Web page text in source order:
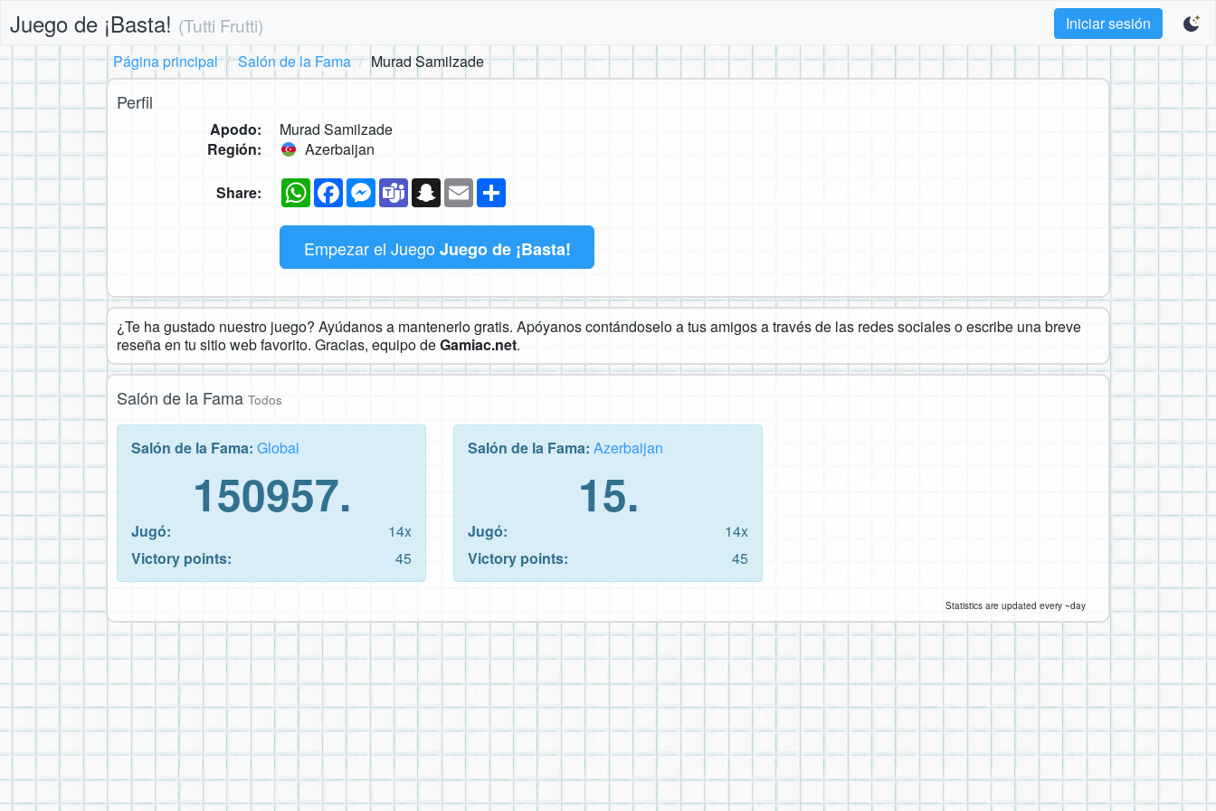
Juego de ¡Basta! (Tutti Frutti)
Iniciar sesión
Página principal
Salón de la Fama Murad Samilzade
Perfil
Apodo:
Murad Samilzade
Región:
Azerbaijan
Share: WhatsAppFacebookMessenger
TeamsSnapchat
Email
Empezar el Juego Juego de ¡Basta!
¿Te ha gustado nuestro juego? Ayúdanos a mantenerlo gratis. Apóyanos contándoselo a tus amigos a través de las redes sociales o escribe una breve
reseña en tu sitio web favorito. Gracias, equipo deGamiac.net.
Salón de la Fama Todos
Salón de la Fama: Global
150957.
Jugó:
14x
Victory points:
45
Salón de la Fama: Azerbaijan
15.
Jugó:
14x
Victory points:
45
Statistics are updated every ~day